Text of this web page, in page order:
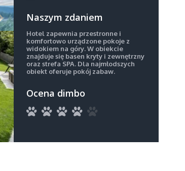
Naszym zdaniem
Hotel zapewnia przestronne i
komfortowo urządzone pokoje z
widokiem na góry. W obiekcie
znajduje się basen kryty i zewnętrzny
oraz strefa SPA. Dla najmłodszych
obiekt oferuje pokój zabaw.
Ocena dimbo